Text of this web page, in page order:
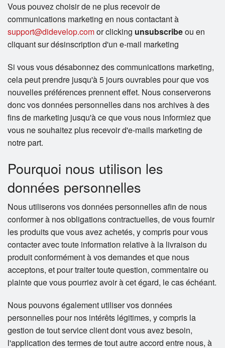
Vous pouvez choisir de ne plus recevoir de
communications marketing en nous contactant à
support@didevelop.comor clicking unsubscribeou en
cliquant sur désinscription d'un e-mail marketing
Si vous vous désabonnez des communications marketing,
cela peut prendre jusqu'à 5 jours ouvrables pour que vos
nouvelles préférences prennent effet. Nous conserverons
donc vos données personnelles dans nos archives à des
fins de marketing jusqu'à ce que vous nous informiez que
vous ne souhaitez plus recevoir d'e-mails marketing de
notre part.
Pourquoi nous utilison les
données personnelles
Nous utiliserons vos données personnelles afin de nous
conformer à nos obligations contractuelles, de vous fournir
les produits que vous avez achetés, y compris pour vous
contacter avec toute information relative à la livraison du
produit conformément à vos demandes et que nous
acceptons, et pour traiter toute question, commentaire ou
plainte que vous pourriez avoir à cet égard, le cas échéant.
Nous pouvons également utiliser vos données
personnelles pour nos intérêts légitimes, y compris la
gestion de tout service client dont vous avez besoin,
l'application des termes de tout autre accord entre nous, à